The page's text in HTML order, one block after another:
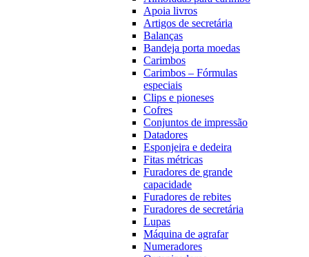
Apoia livros
Artigos de secretária
Balanças
Bandeja porta moedas
Carimbos
Carimbos – Fórmulas
especiais
Clips e pioneses
Cofres
Conjuntos de impressão
Datadores
Esponjeira e dedeira
Fitas métricas
Furadores de grande
capacidade
Furadores de rebites
Furadores de secretária
Lupas
Máquina de agrafar
Numeradores